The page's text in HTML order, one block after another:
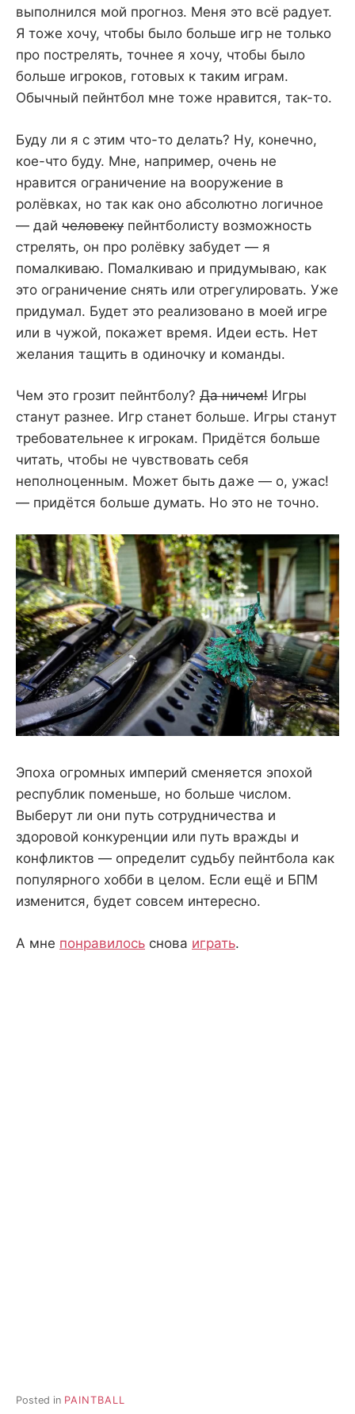
выполнился мой прогноз. Меня это всё радует.
Я тоже хочу, чтобы было больше игр не только
про пострелять, точнее я хочу, чтобы было
больше игроков, готовых к таким играм.
Обычный пейнтбол мне тоже нравится, так-то.
Буду ли я с этим что-то делать? Ну, конечно,
кое-что буду. Мне, например, очень не
нравится ограничение на вооружение в
ролёвках, но так как оно абсолютно логичное
— дай человеку пейнтболисту возможность
стрелять, он про ролёвку забудет — я
помалкиваю. Помалкиваю и придумываю, как
это ограничение снять или отрегулировать. Уже
придумал. Будет это реализовано в моей игре
или в чужой, покажет время. Идеи есть. Нет
желания тащить в одиночку и команды.
Чем это грозит пейнтболу? Да ничем! Игры
станут разнее. Игр станет больше. Игры станут
требовательнее к игрокам. Придётся больше
читать, чтобы не чувствовать себя
неполноценным. Может быть даже — о, ужас!
— придётся больше думать. Но это не точно.
Эпоха огромных империй сменяется эпохой
республик поменьше, но больше числом.
Выберут ли они путь сотрудничества и
здоровой конкуренции или путь вражды и
конфликтов — определит судьбу пейнтбола как
популярного хобби в целом. Если ещё и БПМ
изменится, будет совсем интересно.
А мне понравилось снова играть.
Posted in PAINTBALL